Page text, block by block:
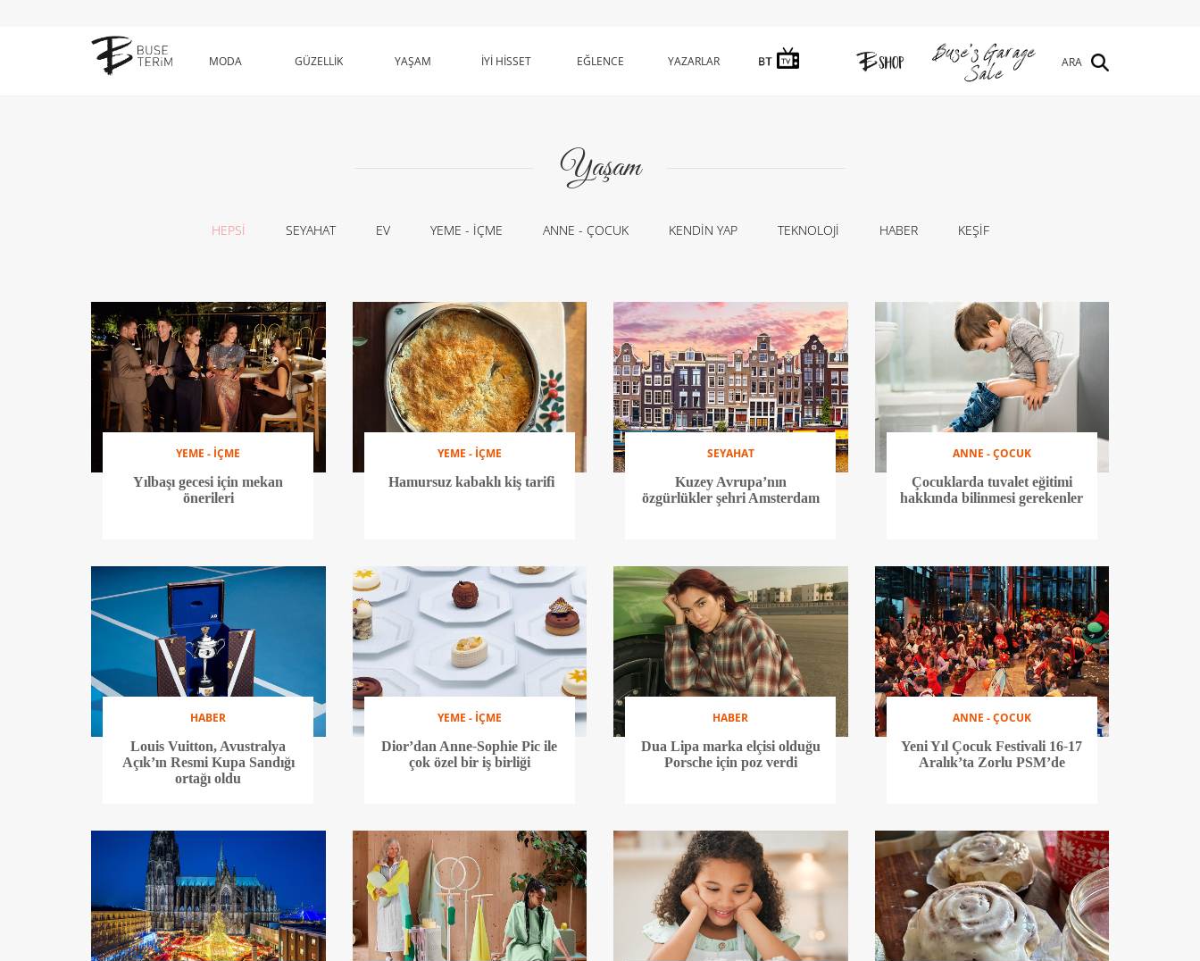
MODA GÜZELLİK YAŞAM İYİ HİSSET EĞLENCE YAZARLAR ARA
Yaşam
HEPSİ SEYAHAT EV YEME - İÇME ANNE - ÇOCUK KENDİN YAP TEKNOLOJİ HABER KEŞİF
YEME - İÇME
Yılbaşı gecesi için mekan
önerileri
YEME - İÇME
Hamursuz kabaklı kiş tarifi
SEYAHAT
Kuzey Avrupa’nın
özgürlükler şehri Amsterdam
ANNE - ÇOCUK
Çocuklarda tuvalet eğitimi
hakkında bilinmesi gerekenler
HABER
Louis Vuitton, Avustralya
Açık’ın Resmi Kupa Sandığı
ortağı oldu
YEME - İÇME
Dior’dan Anne-Sophie Pic ile
çok özel bir iş birliği
HABER
Dua Lipa marka elçisi olduğu
Porsche için poz verdi
ANNE - ÇOCUK
Yeni Yıl Çocuk Festivali 16-17
Aralık’ta Zorlu PSM’de